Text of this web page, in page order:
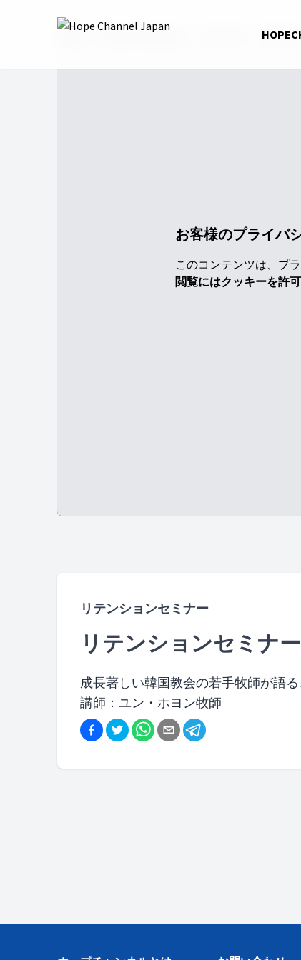
Home Church Channel リテン
お客様のプライバ
このコンテンツは、プ
閲覧にはクッキーを許
リテンションセミナー
リテンションセミナ
成長著しい韓国教会の若手牧師が語
講師：ユン・ホヨン牧師